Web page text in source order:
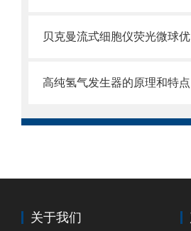
高纯氢气发生器的原理和特点
关于我们